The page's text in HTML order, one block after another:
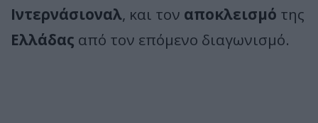
Ιντερνάσιοναλ, και τον αποκλεισμό της
Ελλάδας από τον επόμενο διαγωνισμό.